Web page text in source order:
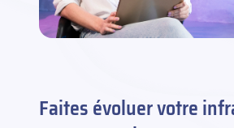
Faites évoluer votre